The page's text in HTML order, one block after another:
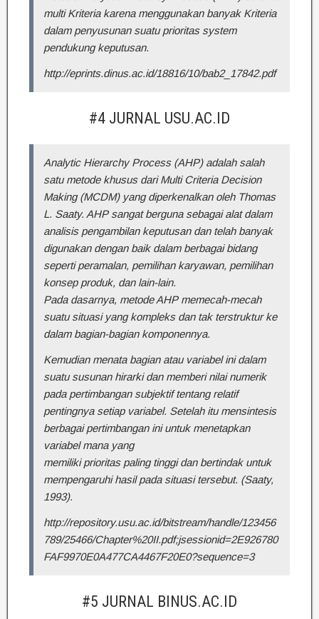
multi Kriteria karena menggunakan banyak Kriteria
dalam penyusunan suatu prioritas system
pendukung keputusan.
http://eprints.dinus.ac.id/18816/10/bab2_17842.pdf
#4 JURNAL USU.AC.ID
Analytic Hierarchy Process (AHP) adalah salah
satu metode khusus dari Multi Criteria Decision
Making (MCDM) yang diperkenalkan oleh Thomas
L. Saaty. AHP sangat berguna sebagai alat dalam
analisis pengambilan keputusan dan telah banyak
digunakan dengan baik dalam berbagai bidang
seperti peramalan, pemilihan karyawan, pemilihan
konsep produk, dan lain-lain.
Pada dasarnya, metode AHP memecah-mecah
suatu situasi yang kompleks dan tak terstruktur ke
dalam bagian-bagian komponennya.
Kemudian menata bagian atau variabel ini dalam
suatu susunan hirarki dan memberi nilai numerik
pada pertimbangan subjektif tentang relatif
pentingnya setiap variabel. Setelah itu mensintesis
berbagai pertimbangan ini untuk menetapkan
variabel mana yang
memiliki prioritas paling tinggi dan bertindak untuk
mempengaruhi hasil pada situasi tersebut. (Saaty,
1993).
http://repository.usu.ac.id/bitstream/handle/123456
789/25466/Chapter%20II.pdf;jsessionid=2E926780
FAF9970E0A477CA4467F20E0?sequence=3
#5 JURNAL BINUS.AC.ID